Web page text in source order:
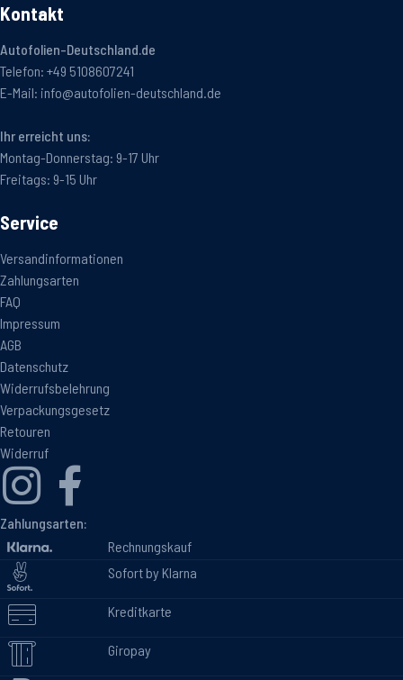
Kontakt
Autofolien-Deutschland.de
Telefon: +49 5108607241
E-Mail: info@autofolien-deutschland.de
Ihr erreicht uns:
Montag-Donnerstag: 9-17 Uhr
Freitags: 9-15 Uhr
Service
Versandinformationen
Zahlungsarten
FAQ
Impressum
AGB
Datenschutz
Widerrufsbelehrung
Verpackungsgesetz
Retouren
Widerruf
Zahlungsarten:
Rechnungskauf
Sofort by Klarna
Kreditkarte
Giropay